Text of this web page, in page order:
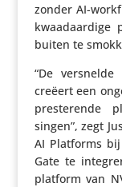
zonder AI-
buiten te
“De
creëert een
pres­te­rende
singen”, zegt
AI Platforms
Gate te
platform van